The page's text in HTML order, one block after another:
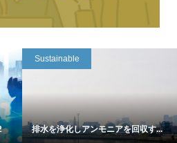
Sustainable
排水を浄化しアンモニアを回収す...